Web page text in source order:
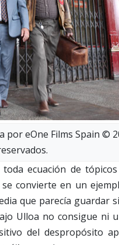
por eOne Films Spain ©
ecuación de
convierte en un
que parecía guardar
Ulloa no consigue ni
del despropósito